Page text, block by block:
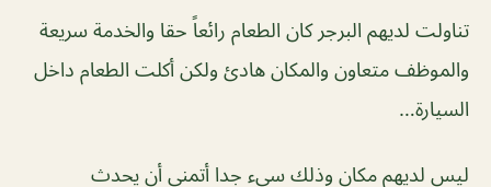
تناولت لديهم البرجر كان الطعام رائعاً حقا والخدمة سريعة
والموظف متعاون والمكان هادئ ولكن أكلت الطعام داخل
السيارة…
ليس لديهم مكان وذلك سيء جدا أتمنى أن يحدث